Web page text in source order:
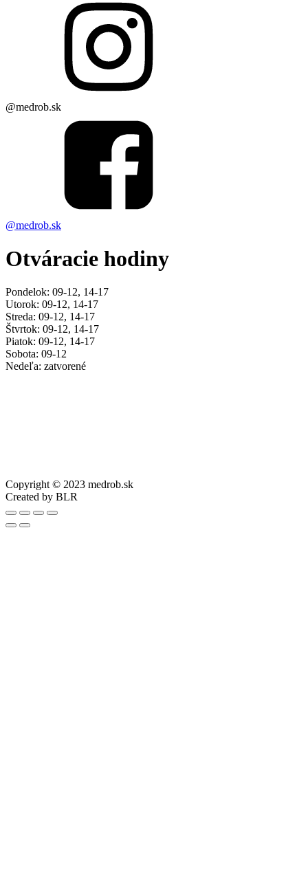
@medrob.sk
@medrob.sk
Otváracie hodiny
Pondelok: 09-12, 14-17
Utorok: 09-12, 14-17
Streda: 09-12, 14-17
Štvrtok: 09-12, 14-17
Piatok: 09-12, 14-17
Sobota: 09-12
Nedeľa: zatvorené
Copyright © 2023 medrob.sk
Created by BLR